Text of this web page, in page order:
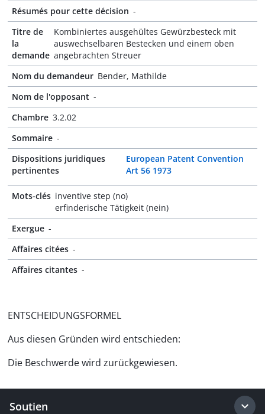
Résumés pour cette décision -
Titre de
la
demande
Kombiniertes ausgehültes Gewürzbesteck mit
auswechselbaren Bestecken und einem oben
angebrachten Streuer
Nom du demandeur Bender, Mathilde
Nom de l'opposant -
Chambre 3.2.02
Sommaire -
Dispositions juridiques
pertinentes
European Patent Convention
Art 56 1973
Mots-clés inventive step (no)
erfinderische Tätigkeit (nein)
Exergue -
Affaires citées -
Affaires citantes -
ENTSCHEIDUNGSFORMEL
Aus diesen Gründen wird entschieden:
Die Beschwerde wird zurückgewiesen.
Soutien